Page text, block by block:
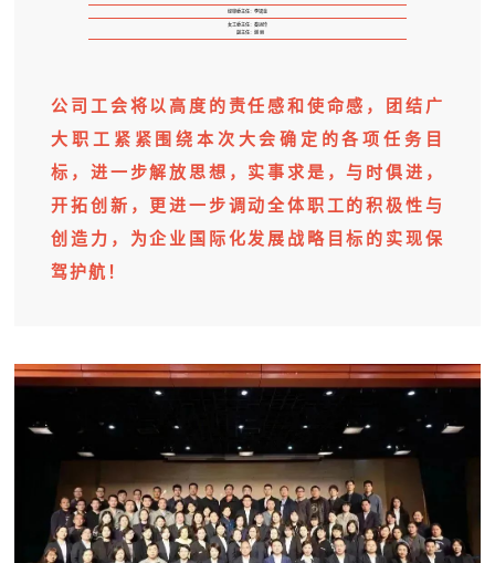
经审委主任：李锡金
女工委主任：秦运玲
副主任：谢 丽
公司工会将以高度的责任感和使命感，团结广
大职工紧紧围绕本次大会确定的各项任务目
标，进一步解放思想，实事求是，与时俱进，
开拓创新，更进一步调动全体职工的积极性与
创造力，为企业国际化发展战略目标的实现保
驾护航！